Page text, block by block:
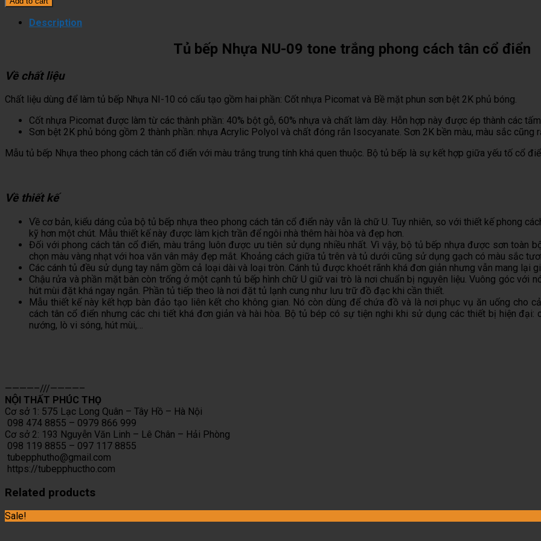
Nhựa
NU-Description
Tủ bếp Nhựa NU-09 tone trắng phong cách tân cổ điển
Về chất liệu
Chất liệu dùng để làm tủ bếp Nhựa NI-10 có cấu tạo gồm hai phần: Cốt nhựa Picomat và Bề mặt phun sơn bệt 2K phủ bóng.
Cốt nhựa Picomat được làm từ các thành phần: 40% bột gỗ, 60% nhựa và chất làm dày. Hỗn hợp này được ép thành các
Sơn bệt 2K phủ bóng gồm 2 thành phần: nhựa Acrylic Polyol và chất đóng rắn Isocyanate. Sơn 2K bền màu, màu sắc cũng
Mẫu tủ bếp Nhựa theo phong cách tân cổ điển với màu trắng trung tính khá quen thuộc. Bộ tủ bếp là sự kết hợp giữa yếu tố cổ
Về thiết kế
Về cơ bản, kiểu dáng của bộ tủ bếp nhựa theo phong cách tân cổ điển này vẫn là chữ U. Tuy nhiên, so với thiết kế phong
kỹ hơn một chút. Mẫu thiết kế này được làm kịch trần để ngôi nhà thêm hài hòa và đẹp hơn.
Đối với phong cách tân cổ điển, màu trắng luôn được ưu tiên sử dụng nhiều nhất. Vì vậy, bộ tủ bếp nhựa được sơn toàn
chọn màu vàng nhạt với hoa văn vân mây đẹp mắt. Khoảng cách giữa tủ trên và tủ dưới cũng sử dụng gạch có màu sắc
Các cánh tủ đều sử dụng tay nắm gồm cả loại dài và loại tròn. Cánh tủ được khoét rãnh khá đơn giản nhưng vẫn mang lại
Chậu rửa và phần mặt bàn còn trống ở một cạnh tủ bếp hình chữ U giữ vai trò là nơi chuẩn bị nguyên liệu. Vuông góc với
hút mùi đặt khá ngay ngắn. Phần tủ tiếp theo là nơi đặt tủ lạnh cung như lưu trữ đồ đạc khi cần thiết.
Mẫu thiết kế này kết hợp bàn đảo tạo liên kết cho không gian. Nó còn dùng để chứa đồ và là nơi phục vụ ăn uống cho
cách tân cổ điển nhưng các chi tiết khá đơn giản và hài hòa. Bộ tủ bép có sự tiện nghi khi sử dụng các thiết bị hiện đại:
nướng, lò vi sóng, hút mùi,…
————–///————–
NỘI THẤT PHÚC THỌ
Cơ sở 1: 575 Lạc Long Quân – Tây Hồ – Hà Nội
098 474 8855 – 0979 866 999
Cơ sở 2: 193 Nguyễn Văn Linh – Lê Chân – Hải Phòng
098 119 8855 – 097 117 8855
tubepphutho@gmail.com
https://tubepphuctho.com
Related products
Sale!